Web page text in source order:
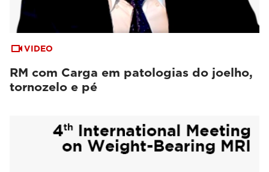
VIDEO
RM com Carga em patologias do joelho,
tornozelo e pé